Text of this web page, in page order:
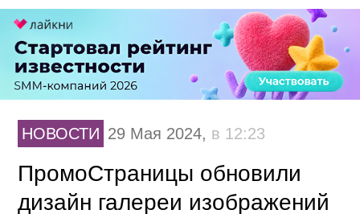
НОВОСТИ 29 Мая 2024, в 12:23
ПромоСтраницы обновили
дизайн галереи изображений